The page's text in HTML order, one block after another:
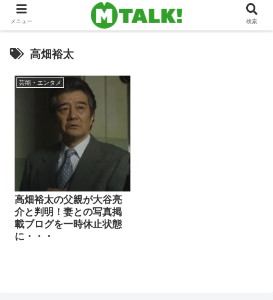
高畑裕太
芸能・エンタメ
高畑裕太の父親が大谷亮
介と判明！妻との写真掲
載ブログを一時休止状態
に・・・
メニュー 検索